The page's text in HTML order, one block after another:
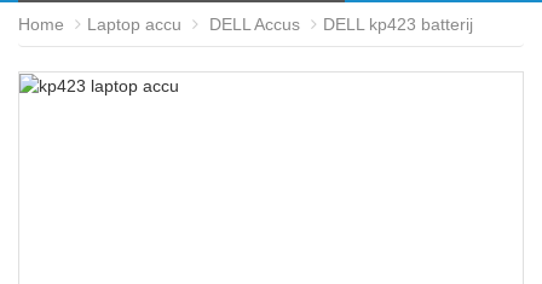
Home Laptop accu DELL Accus DELL kp423 batterij